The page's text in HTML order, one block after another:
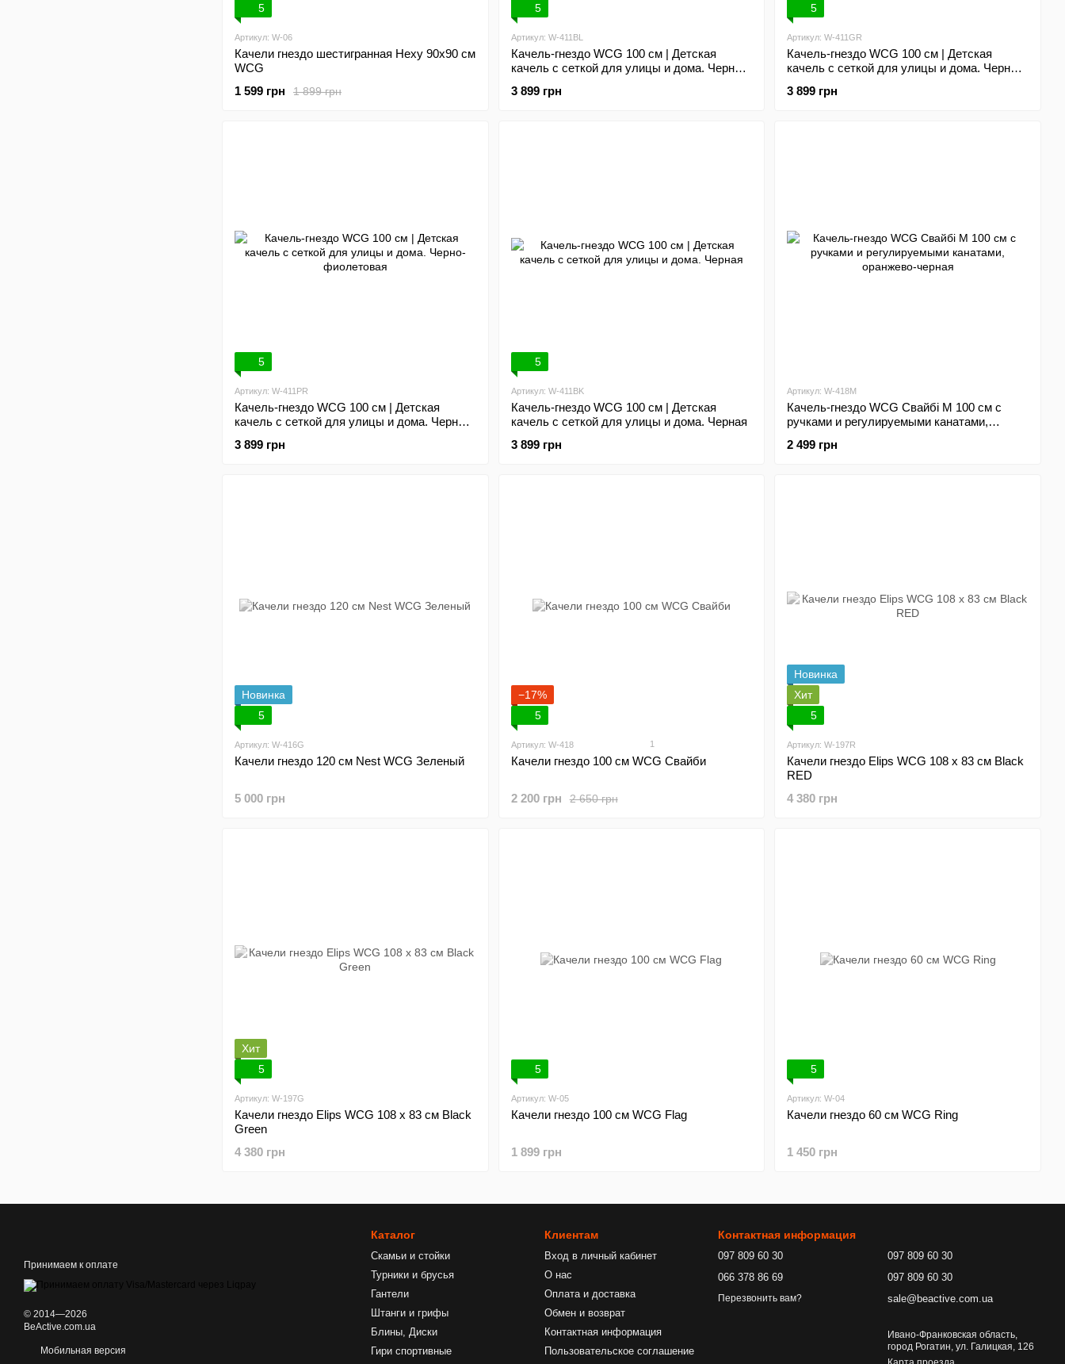
5
Артикул: W-06
Качели гнездо шестигранная Hexy 90х90 см
WCG
1 899 грн
1 599 грн
5
Артикул: W-411BL
Качель-гнездо WCG 100 см | Детская
качель с сеткой для улицы и дома. Черно-
3 899 грн
5
Артикул: W-411GR
Качель-гнездо WCG 100 см | Детская
качель с сеткой для улицы и дома. Черно-
3 899 грн
5
Артикул: W-411PR
Качель-гнездо WCG 100 см | Детская
качель с сеткой для улицы и дома. Черно-
3 899 грн
5
Артикул: W-411BK
Качель-гнездо WCG 100 см | Детская
качель с сеткой для улицы и дома. Черная
3 899 грн
Артикул: W-418M
Качель-гнездо WCG Свайбі М 100 см с
ручками и регулируемыми канатами,
2 499 грн
Новинка
5
Артикул: W-416G
Качели гнездо 120 см Nest WCG Зеленый
5 000 грн
−17%
5
Артикул: W-418 1
Качели гнездо 100 см WCG Свайби
2 650 грн
2 200 грн
Новинка
Хит
5
Артикул: W-197R
Качели гнездо Elips WCG 108 х 83 см Black
RED
4 380 грн
Хит
5
Артикул: W-197G
Качели гнездо Elips WCG 108 х 83 см Black
Green
4 380 грн
5
Артикул: W-05
Качели гнездо 100 см WCG Flag
1 899 грн
5
Артикул: W-04
Качели гнездо 60 см WCG Ring
1 450 грн
Принимаем к оплате
© 2014—2026
BeActive.com.ua
Мобильная версия
Каталог
Скамьи и стойки
Турники и брусья
Гантели
Штанги и грифы
Блины, Диски
Гири спортивные
Клиентам
Вход в личный кабинет
О нас
Оплата и доставка
Обмен и возврат
Контактная информация
Пользовательское соглашение
Контактная информация
097 809 60 30
066 378 86 69
Перезвонить вам?
097 809 60 30
097 809 60 30
sale@beactive.com.ua
Ивано-Франковская область,
город Рогатин, ул. Галицкая, 126